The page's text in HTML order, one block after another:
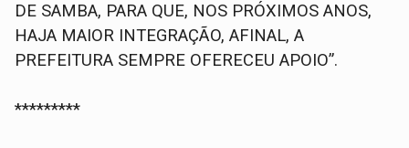
DE SAMBA, PARA QUE, NOS PRÓXIMOS ANOS,
HAJA MAIOR INTEGRAÇÃO, AFINAL, A
PREFEITURA SEMPRE OFERECEU APOIO”.
*********